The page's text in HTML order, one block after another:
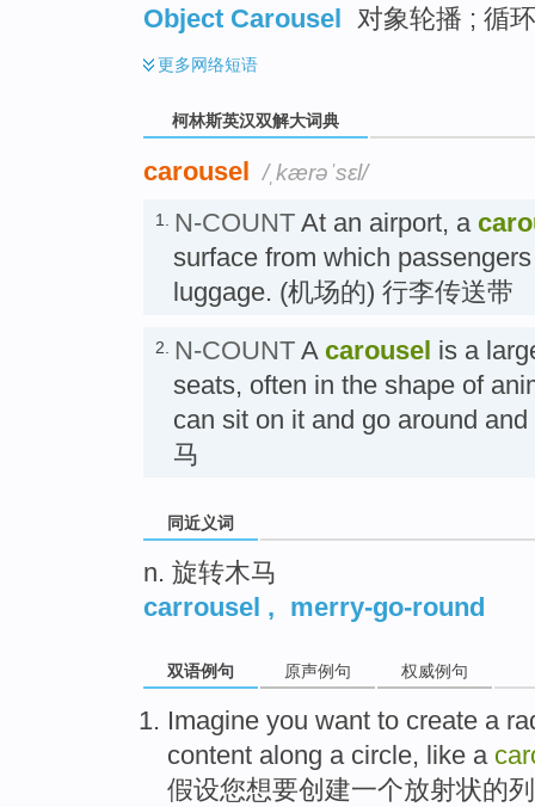
Object Carousel 对象轮播 ; 循
更多网络短语
柯林斯英汉双解大词典
carousel /ˌkærəˈsɛl/
1. N-COUNT At an airport, a
surface from which
luggage. (机场的) 行李传送带
2. N-COUNT A carousel is a
seats, often in the shape of
can sit on it and go around
马
同近义词
n. 旋转木马
carrousel , merry-go-round
双语例句 原声例句 权威例句
Imagine you want to create a
content along a circle, like a
假设您想要创建一个放射状的